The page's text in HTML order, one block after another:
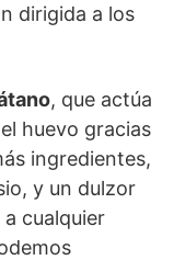
dirigida a los
, que actúa
huevo gracias
ingredientes,
y un dulzor
cualquier